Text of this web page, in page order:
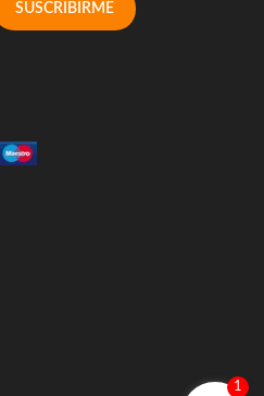
SUSCRIBIRME
1